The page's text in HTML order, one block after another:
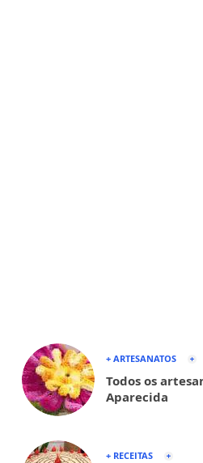
+ ARTESANATOS
Todos os
Aparecida
+ RECEITAS